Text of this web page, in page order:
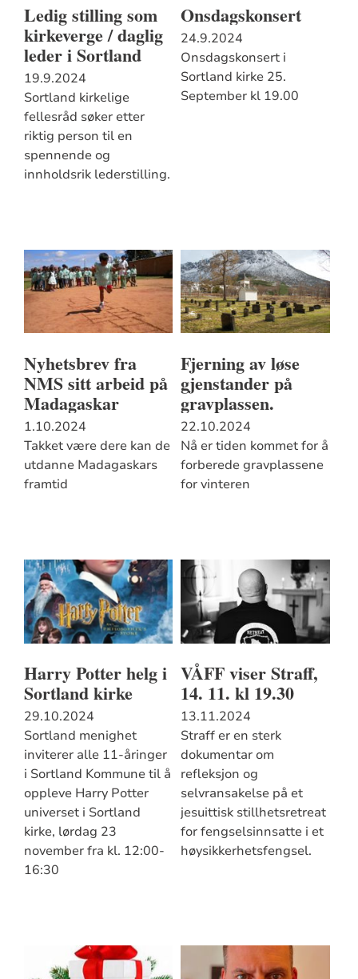
Ledig stilling som
kirkeverge / daglig
leder i Sortland
19.9.2024
Sortland kirkelige
fellesråd søker etter
riktig person til en
spennende og
innholdsrik lederstilling.
Onsdagskonsert
24.9.2024
Onsdagskonsert i
Sortland kirke 25.
September kl 19.00
Nyhetsbrev fra
NMS sitt arbeid på
Madagaskar
1.10.2024
Takket være dere kan de
utdanne Madagaskars
framtid
Fjerning av løse
gjenstander på
gravplassen.
22.10.2024
Nå er tiden kommet for å
forberede gravplassene
for vinteren
Harry Potter helg i
Sortland kirke
29.10.2024
Sortland menighet
inviterer alle 11-åringer
i Sortland Kommune til å
oppleve Harry Potter
universet i Sortland
kirke, lørdag 23
november fra kl. 12:00-
16:30
VÅFF viser Straff,
14. 11. kl 19.30
13.11.2024
Straff er en sterk
dokumentar om
refleksjon og
selvransakelse på et
jesuittisk stillhetsretreat
for fengselsinnsatte i et
høysikkerhetsfengsel.